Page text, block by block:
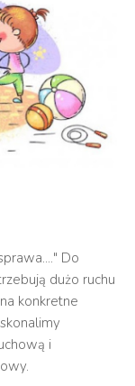
Do
dużo ruchu
konkretne
i